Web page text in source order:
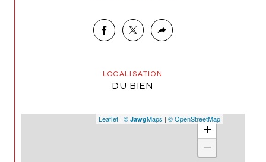
LOCALISATION
DU BIEN
+
−
Leaflet | © JawgMaps | © OpenStreetMap